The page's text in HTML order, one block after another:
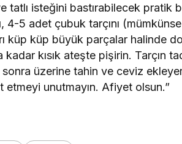
tatlı isteğini bastırabilecek pratik
4-5 adet çubuk tarçını
küp küp büyük parçalar halinde
kısık ateşte pişirin. Tarçın
sonra üzerine tahin ve ceviz
unutmayın. Afiyet olsun.”